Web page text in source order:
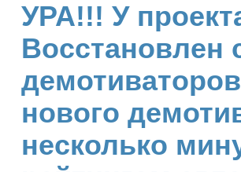
УРА!!! У
Восстановлен
нового
несколько